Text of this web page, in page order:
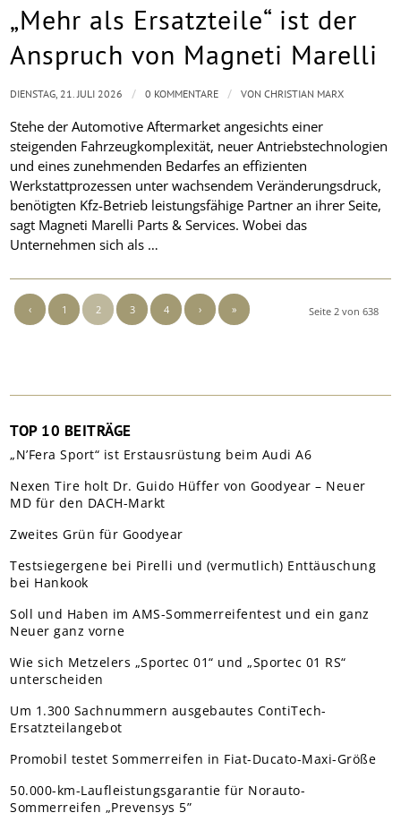
„Mehr als Ersatzteile“ ist der
Anspruch von Magneti Marelli
Stehe der Automotive Aftermarket angesichts einer
steigenden Fahrzeugkomplexität, neuer Antriebstechnologien
und eines zunehmenden Bedarfes an effizienten
Werkstattprozessen unter wachsendem Veränderungsdruck,
benötigten Kfz-Betrieb leistungsfähige Partner an ihrer Seite,
sagt Magneti Marelli Parts & Services. Wobei das
Unternehmen sich als …
DIENSTAG, 21. JULI 2026 / 0 KOMMENTARE / VONCHRISTIAN MARX
Seite 2 von 638
‹ 1 2 3 4 › »
TOP 10 BEITRÄGE
„N’Fera Sport“ ist Erstausrüstung beim Audi A6
Nexen Tire holt Dr. Guido Hüffer von Goodyear – Neuer
MD für den DACH-Markt
Zweites Grün für Goodyear
Testsiegergene bei Pirelli und (vermutlich) Enttäuschung
bei Hankook
Soll und Haben im AMS-Sommerreifentest und ein ganz
Neuer ganz vorne
Wie sich Metzelers „Sportec 01“ und „Sportec 01 RS“
unterscheiden
Um 1.300 Sachnummern ausgebautes ContiTech-
Ersatzteilangebot
Promobil testet Sommerreifen in Fiat-Ducato-Maxi-Größe
50.000-km-Laufleistungsgarantie für Norauto-
Sommerreifen „Prevensys 5”